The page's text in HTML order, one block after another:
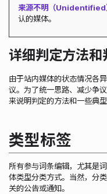
来源不明（Unidentified
认的媒体。
详细判定方法和
由于站内媒体的状态情况各
议。为了统一思路、减少争
来说明判定的方法和一些典
类型标签
所有参与词条编辑，尤其是
体类型分类方式。当然，分
关的公告或通知。